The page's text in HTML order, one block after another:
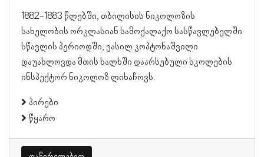
1882-1883 წლებში, თბილისის ნიკოლოზის
სახელობის ორკლასიან სამოქალაქო სასწავლებელში
სწავლის პერიოდში, ვასილ კოპტონაშვილი
დაუახლოვდა მთის ხალხში დაარსებული სკოლების
ინსპექტორ ნიკოლოზ ლიხაჩოვს.
პირები
წყარო